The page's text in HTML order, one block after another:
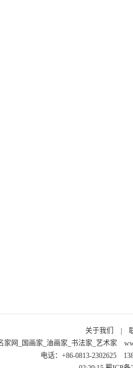
关于我们
家网_国画家_油画家_书法家_艺术家
电话：+86-0813-2302625